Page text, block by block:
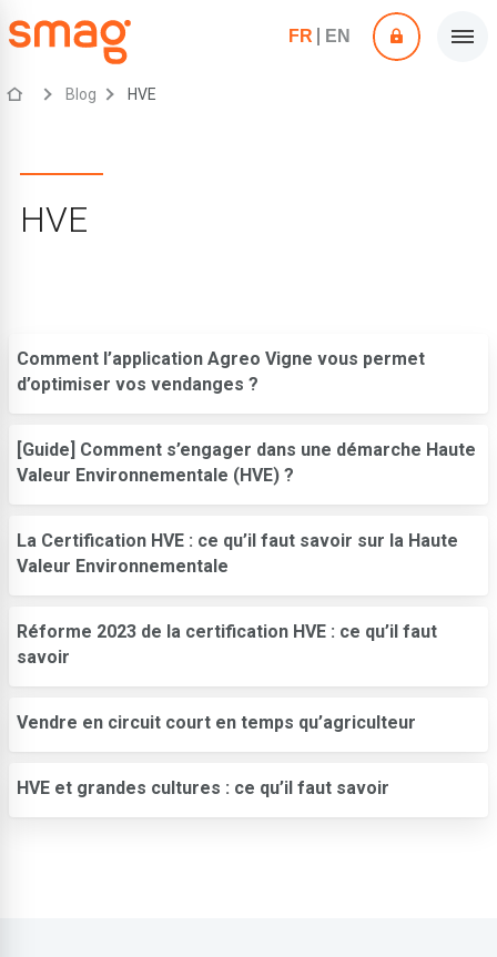
FR EN
Blog HVE
HVE
Comment l’application Agreo Vigne vous permet
d’optimiser vos vendanges ?
[Guide] Comment s’engager dans une démarche Haute
Valeur Environnementale (HVE) ?
La Certification HVE : ce qu’il faut savoir sur la Haute
Valeur Environnementale
Réforme 2023 de la certification HVE : ce qu’il faut
savoir
Vendre en circuit court en temps qu’agriculteur
HVE et grandes cultures : ce qu’il faut savoir